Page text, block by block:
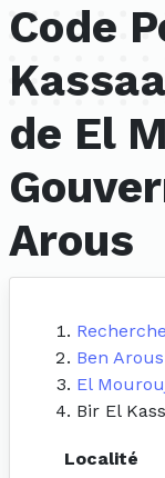
Code
de El
Arous
Ben Arous
El
Bir El
Localité